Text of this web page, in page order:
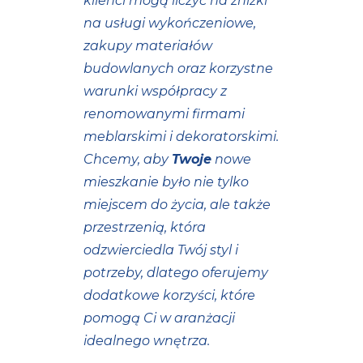
na usługi wykończeniowe,
zakupy materiałów
budowlanych oraz korzystne
warunki współpracy z
renomowanymi firmami
meblarskimi i dekoratorskimi.
Chcemy, aby Twojenowe
mieszkanie było nie tylko
miejscem do życia, ale także
przestrzenią, która
odzwierciedla Twój styl i
potrzeby, dlatego oferujemy
dodatkowe korzyści, które
pomogą Ci w aranżacji
idealnego wnętrza.